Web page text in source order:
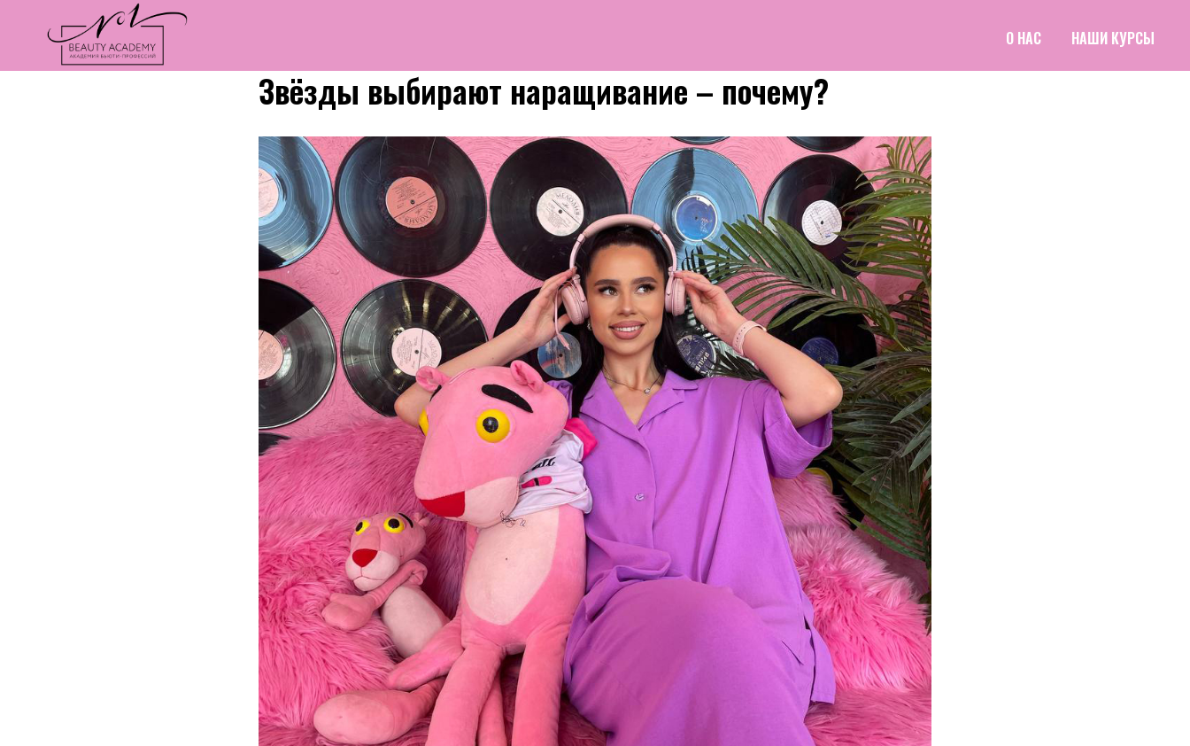
О НАС НАШИ КУРСЫ
Звёзды выбирают наращивание – почему?